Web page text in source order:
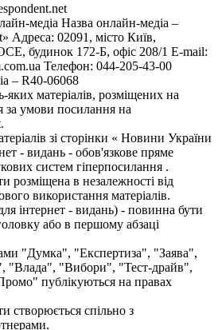
медіа Назва онлайн-медіа –
Адреса: 02091, місто Київ,
будинок 172-Б, офіс 208/1 E-mail:
Телефон: 044-205-43-00
– R40-06068
яких матеріалів, розміщених на
за умови посилання на
зі сторінки « Новини України
- видань - обов'язкове пряме
систем гіперпосилання .
розміщена в незалежності від
використання матеріалів.
інтернет - видань) - повинна бути
або в першому абзаці
"Думка", "Експертиза", "Заява",
"Влада", "Вибори", "Тест-драйв",
публікуються на правах
створюється спільно з